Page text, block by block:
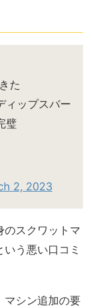
た
ィップスバー
璧
2, 2023
のスクワットマ
う悪い口コミ
マシン追加の要